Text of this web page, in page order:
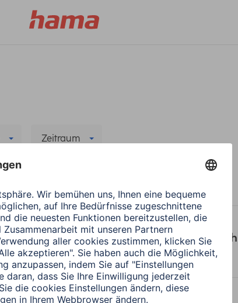
Zeitraum
Hama Wearables
Die richtige App für
1 Minuten Lesedauer